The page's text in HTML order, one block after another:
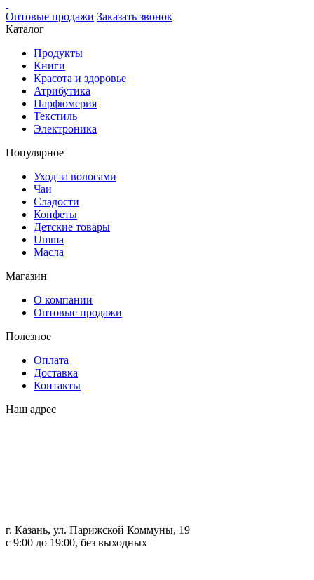
Оптовые продажи Заказать звонок
Каталог
Продукты
Книги
Красота и здоровье
Атрибутика
Парфюмерия
Текстиль
Электроника
Популярное
Уход за волосами
Чаи
Сладости
Конфеты
Детские товары
Umma
Масла
Магазин
О компании
Оптовые продажи
Полезное
Оплата
Доставка
Контакты
Наш адрес
г. Казань, ул. Парижской Коммуны, 19
с 9:00 до 19:00, без выходных